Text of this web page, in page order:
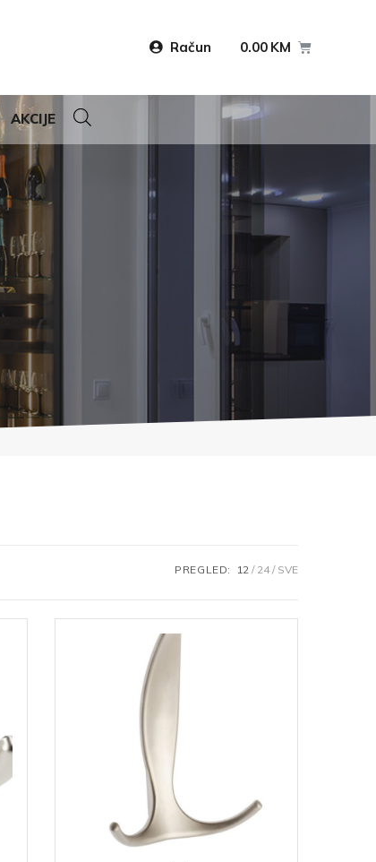
Račun 0.00 KM
AKCIJE
PREGLED: 12 24 SVE